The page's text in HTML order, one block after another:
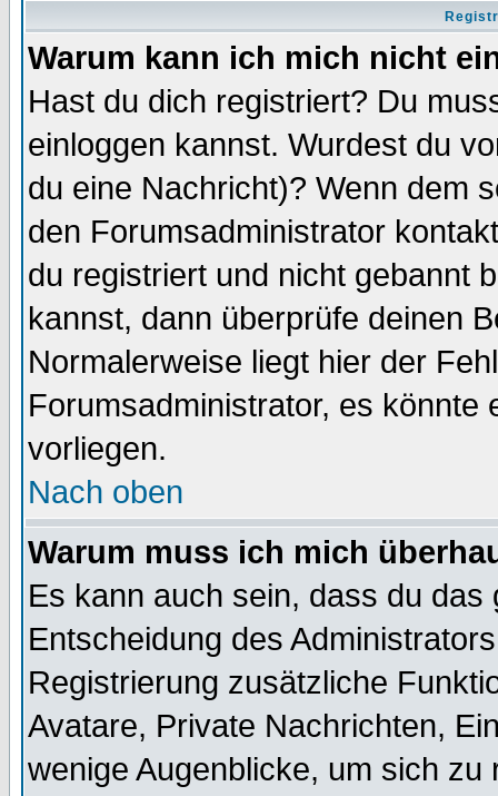
Warum kann ich mich nicht
Hast du dich registriert? Du
einloggen kannst. Wurdest du
du eine Nachricht)? Wenn dem
den Forumsadministrator
du registriert und nicht gebannt
kannst, dann überprüfe deinen
Normalerweise liegt hier der
Forumsadministrator, es könnte
vorliegen.
Nach oben
Warum muss ich mich
Es kann auch sein, dass du
Entscheidung des
Registrierung zusätzliche
Avatare, Private Nachrichten,
wenige Augenblicke, um sich